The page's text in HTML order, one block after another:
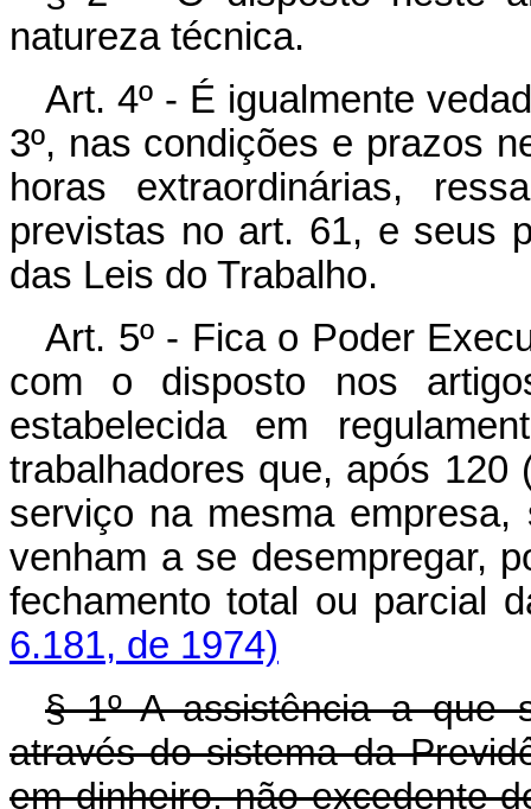
natureza técnica.
Art. 4º - É igualmente
3º, nas condições e prazos
horas extraordinárias,
previstas no art. 61, e seus
das Leis do Trabalho.
Art. 5º - Fica o Poder
com o disposto nos
estabelecida em
trabalhadores que, após
serviço na mesma
venham a se desempregar,
fechamento total ou
6.181, de 1974)
§ 1º A assistência a que
através do sistema da
em dinheiro, não excedente